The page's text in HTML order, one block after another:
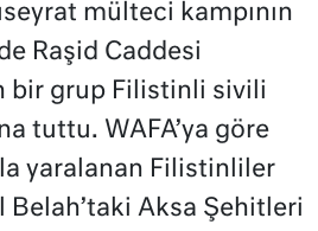
mülteci kampının
Raşid Caddesi
bir grup Filistinli sivili
tuttu. WAFA’ya göre
yaralanan Filistinliler
Belah’taki Aksa Şehitleri